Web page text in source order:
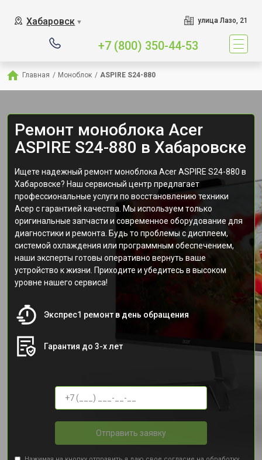
Хабаровск ▼ улица Лазо, 21
+7 (800) 350-44-53
Главная / Моноблок / ASPIRE S24-880
Ремонт моноблока Acer
ASPIRE S24-880 в Хабаровске
Ищете надежный ремонт моноблока Acer ASPIRE S24-880 в
Хабаровске? Наш сервисный центр предлагает
профессиональные услуги по восстановлению техники
Асер с гарантией качества. Мы используем только
оригинальные запчасти и современное оборудование для
диагностики и ремонта. Будь то проблемы с дисплеем,
системой охлаждения или программным обеспечением,
наши эксперты готовы оперативно вернуть ваше
устройство к жизни. Приходите и убедитесь в высоком
уровне нашего сервиса!
Экспрес1 ремонт в день обращения
Гарантия до 3-х лет
Отправить заявку